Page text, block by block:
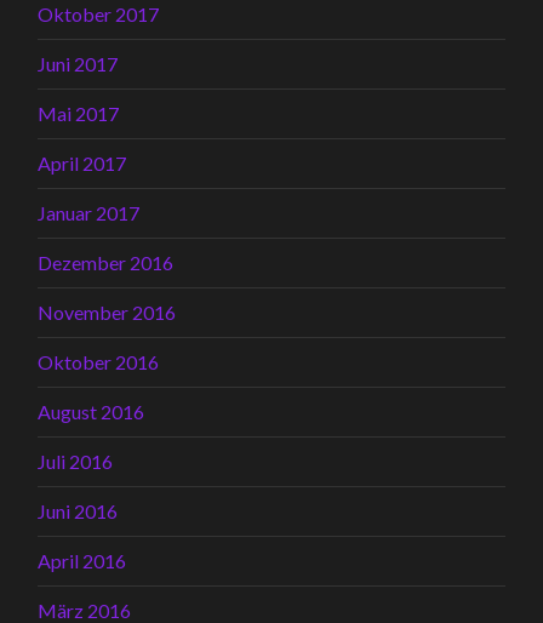
Oktober 2017
Juni 2017
Mai 2017
April 2017
Januar 2017
Dezember 2016
November 2016
Oktober 2016
August 2016
Juli 2016
Juni 2016
April 2016
März 2016